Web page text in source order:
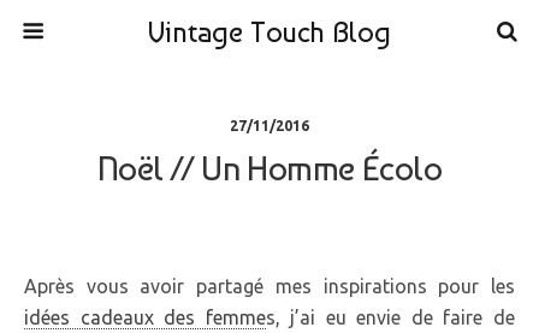
Vintage Touch Blog
27/11/2016
Noël // Un Homme Écolo
Après vous avoir partagé mes inspirations pour les
idées cadeaux des femmes, j’ai eu envie de faire de